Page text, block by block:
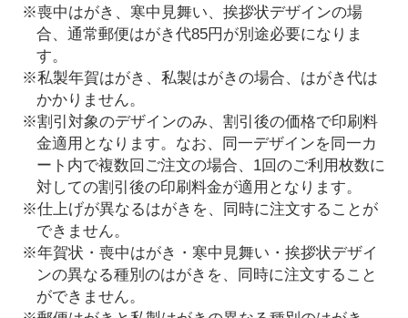
※喪中はがき、寒中見舞い、挨拶状デザインの場
合、通常郵便はがき代85円が別途必要になりま
す。
※私製年賀はがき、私製はがきの場合、はがき代は
かかりません。
※割引対象のデザインのみ、割引後の価格で印刷料
金適用となります。なお、同一デザインを同一カ
ート内で複数回ご注文の場合、1回のご利用枚数に
対しての割引後の印刷料金が適用となります。
※仕上げが異なるはがきを、同時に注文することが
できません。
※年賀状・喪中はがき・寒中見舞い・挨拶状デザイ
ンの異なる種別のはがきを、同時に注文すること
ができません。